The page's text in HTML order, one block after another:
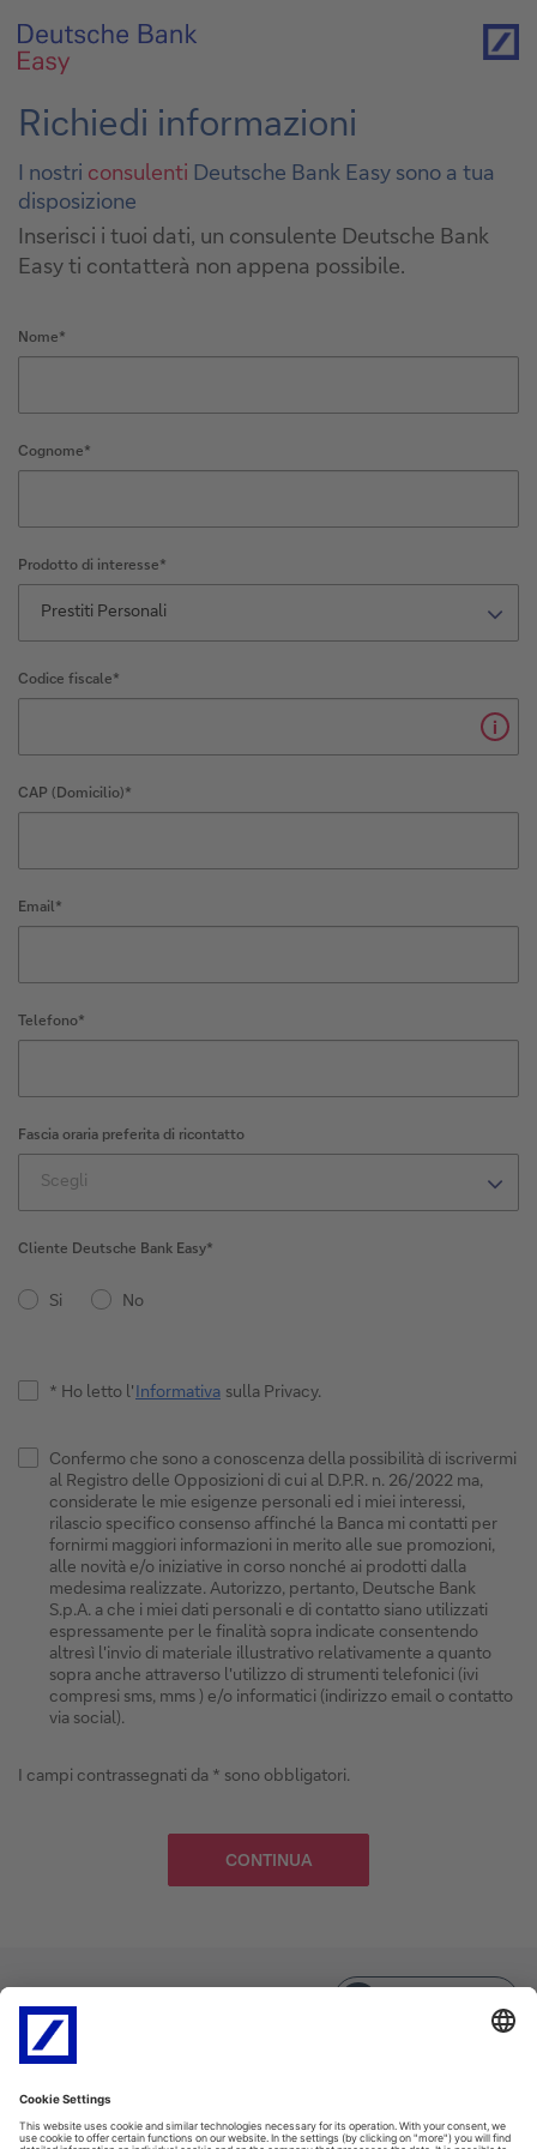
Richiedi informazioni
I nostri consulenti Deutsche Bank Easy sono a tua
disposizione
Inserisci i tuoi dati, un consulente Deutsche Bank
Easy ti contatterà non appena possibile.
Nome*
Cognome*
Prodotto di interesse*
Prestiti Personali
Codice fiscale*
i
CAP (Domicilio)*
Email*
Telefono*
Fascia oraria preferita di ricontatto
Scegli
Cliente Deutsche Bank Easy*
Si No
* Ho letto l'Informativa sulla Privacy.
Confermo che sono a conoscenza della possibilità di iscrivermi
al Registro delle Opposizioni di cui al D.P.R. n. 26/2022 ma,
considerate le mie esigenze personali ed i miei interessi,
rilascio specifico consenso affinché la Banca mi contatti per
fornirmi maggiori informazioni in merito alle sue promozioni,
alle novità e/o iniziative in corso nonché ai prodotti dalla
medesima realizzate. Autorizzo, pertanto, Deutsche Bank
S.p.A. a che i miei dati personali e di contatto siano utilizzati
espressamente per le finalità sopra indicate consentendo
altresì l'invio di materiale illustrativo relativamente a quanto
sopra anche attraverso l'utilizzo di strumenti telefonici (ivi
compresi sms, mms ) e/o informatici (indirizzo email o contatto
via social).
I campi contrassegnati da * sono obbligatori.
Facebook
Informativa assicurativa
PSD2 Policy Cookie